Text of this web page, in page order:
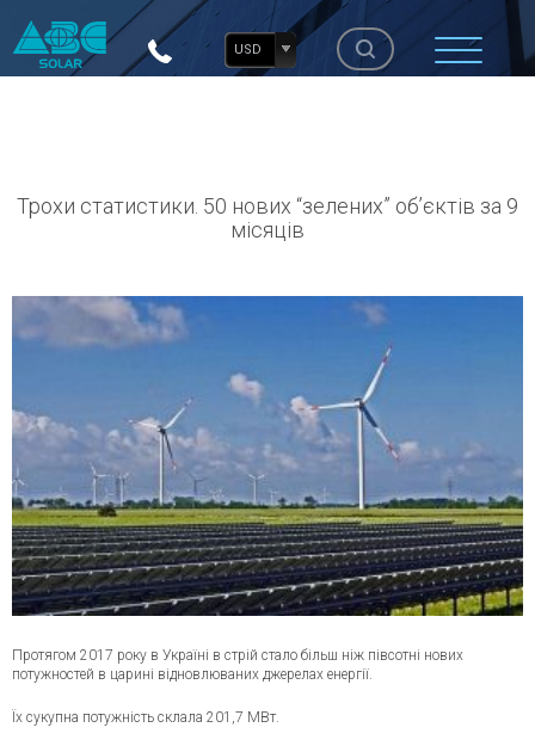
USD
Трохи статистики. 50 нових “зелених” об’єктів за 9
місяців
Протягом 2017 року в Україні в стрій стало більш ніж півсотні нових
потужностей в царині відновлюваних джерелах енергії.
Їх сукупна потужність склала 201,7 МВт.